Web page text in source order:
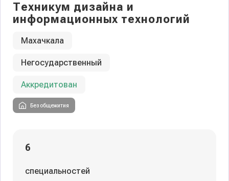
Техникум дизайна и
информационных технологий
Махачкала
Негосударственный
Аккредитован
Без общежития
6
специальностей